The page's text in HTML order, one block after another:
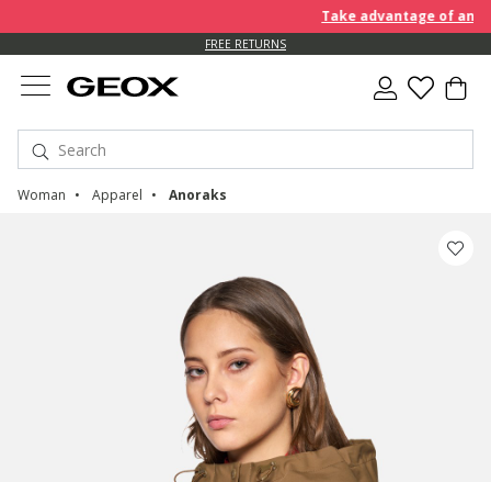
Take advantage of an
FREE RETURNS
Woman Apparel Anoraks